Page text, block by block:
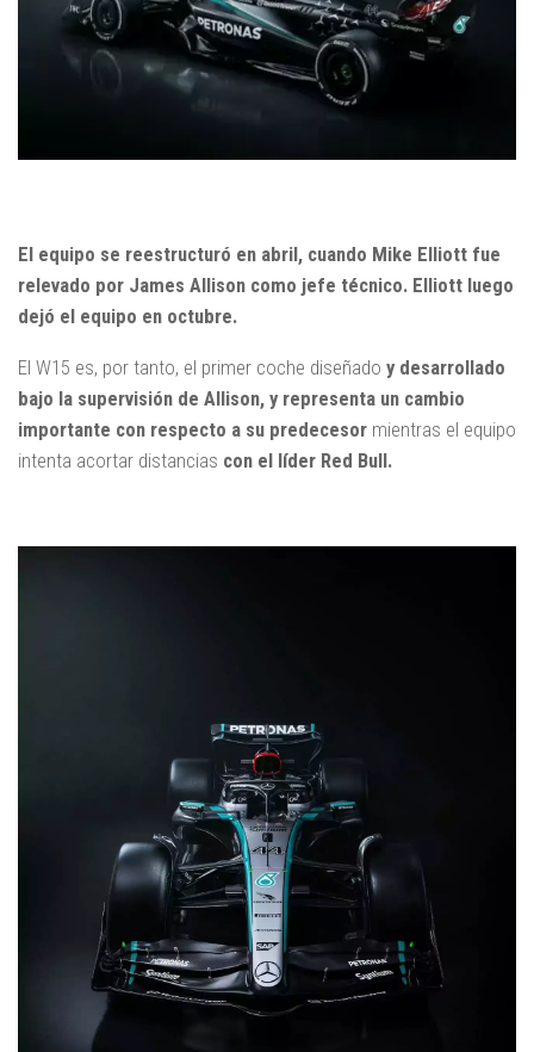
El equipo se reestructuró en abril, cuando Mike Elliott fue
relevado por James Allison como jefe técnico. Elliott luego
dejó el equipo en octubre.
El W15 es, por tanto, el primer coche diseñado y desarrollado
bajo la supervisión de Allison, y representa un cambio
importante con respecto a su predecesor mientras el equipo
intenta acortar distancias con el líder Red Bull.